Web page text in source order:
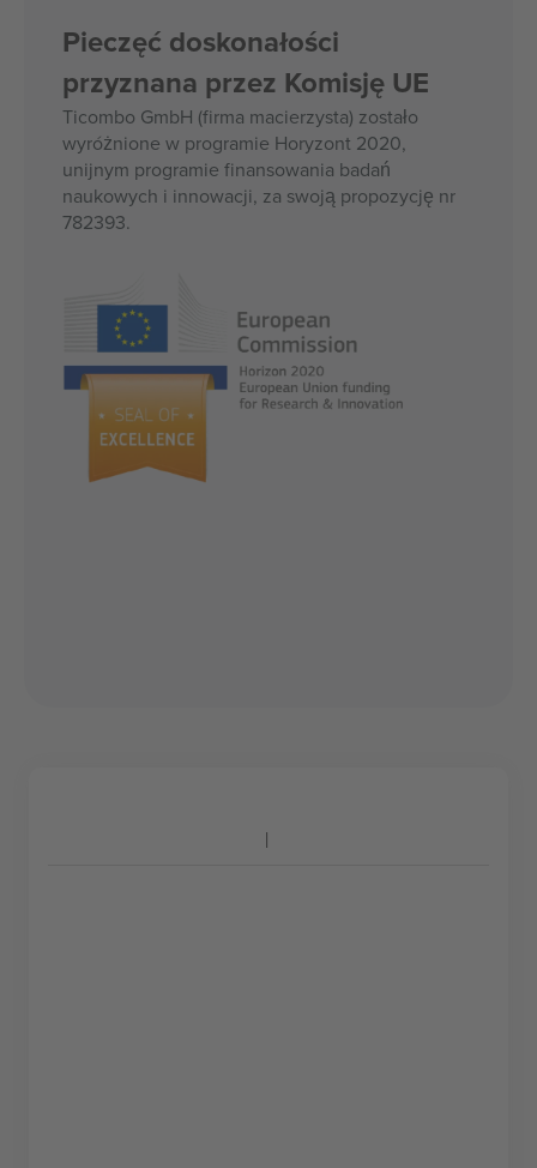
Pieczęć doskonałości
przyznana przez Komisję UE
Ticombo GmbH (firma macierzysta) zostało
wyróżnione w programie Horyzont 2020,
unijnym programie finansowania badań
naukowych i innowacji, za swoją propozycję nr
782393.